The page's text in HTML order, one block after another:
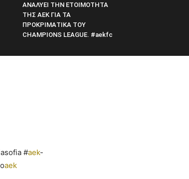
ΑΝΑΛΥΕΙ ΤΗΝ ΕΤΟΙΜΟΤΗΤΑ
ΤΗΣ ΑΕΚ ΓΙΑ ΤΑ
ΠΡΟΚΡΙΜΑΤΙΚΑ ΤΟΥ
CHAMPIONS LEAGUE. #aekfc
#aek-
aek